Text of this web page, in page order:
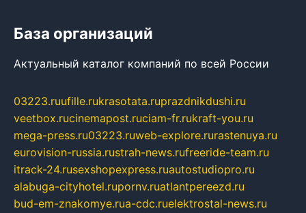
База организаций
Актуальный каталог компаний по всей России
03223.ruufille.rukrasotata.ruprazdnikdushi.ru
veetbox.rucinemapost.ruciam-fr.rukraft-you.ru
mega-press.ru03223.ruweb-explore.rurastenuya.ru
eurovision-russia.rustrah-news.rufreeride-team.ru
itrack-24.rusexshopexpress.ruautostudiopro.ru
alabuga-cityhotel.rupornv.ruatlantpereezd.ru
bud-em-znakomye.rua-cdc.ruelektrostal-news.ru